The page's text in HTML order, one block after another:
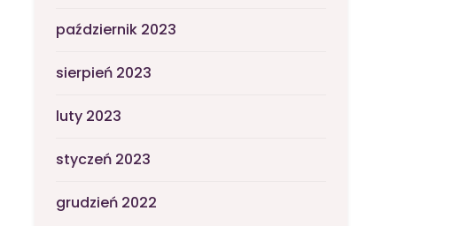
październik 2023
sierpień 2023
luty 2023
styczeń 2023
grudzień 2022